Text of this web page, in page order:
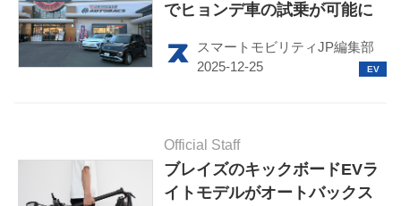
HOME
EV
電動キックボード
ライフスタイル
でヒョンデ車の試乗が可能に
スマートモビリティJP編集部
Official Staff
ブレイズのキックボードEVラ
イトモデルがオートバックス